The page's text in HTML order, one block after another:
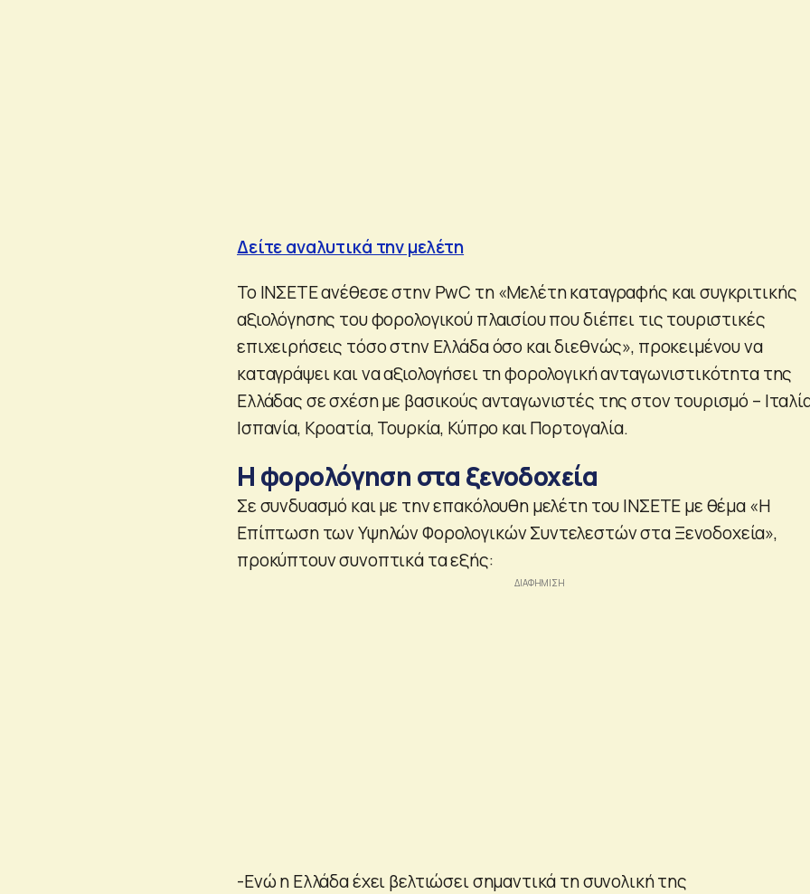
Δείτε αναλυτικά την μελέτη
Το ΙΝΣΕΤΕ ανέθεσε στην PwC τη «Μελέτη καταγραφής και συγκριτικής
αξιολόγησης του φορολογικού πλαισίου που διέπει τις τουριστικές
επιχειρήσεις τόσο στην Ελλάδα όσο και διεθνώς», προκειμένου να
καταγράψει και να αξιολογήσει τη φορολογική ανταγωνιστικότητα της
Ελλάδας σε σχέση με βασικούς ανταγωνιστές της στον τουρισμό –
Ισπανία, Κροατία, Τουρκία, Κύπρο και Πορτογαλία.
Η φορολόγηση στα ξενοδοχεία
Σε συνδυασμό και με την επακόλουθη μελέτη του ΙΝΣΕΤΕ με θέμα «Η
Επίπτωση των Υψηλών Φορολογικών Συντελεστών στα Ξενοδοχεία»,
προκύπτουν συνοπτικά τα εξής:
-Ενώ η Ελλάδα έχει βελτιώσει σημαντικά τη συνολική της